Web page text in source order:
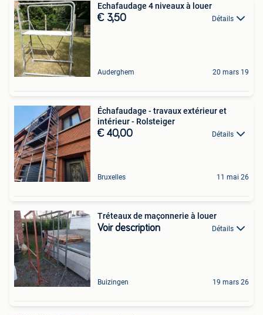
Echafaudage 4 niveaux à louer
€ 3,50 Détails
Auderghem 20 mars 19
Échafaudage - travaux extérieur et
intérieur - Rolsteiger
€ 40,00 Détails
Bruxelles 11 mai 26
Tréteaux de maçonnerie à louer
Voir description Détails
Buizingen 19 mars 26